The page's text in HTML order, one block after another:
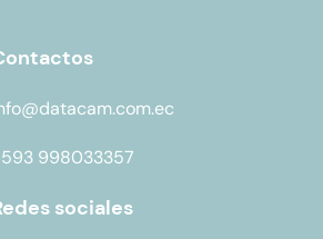
998033357
sociales